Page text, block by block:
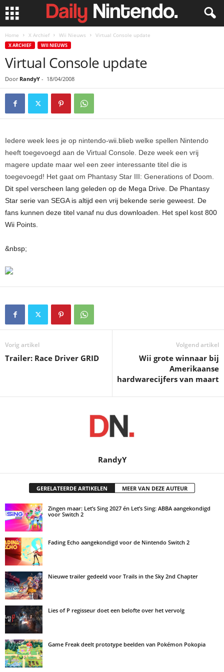
Home X Archief Wii Nieuws Virtual Console update
X ARCHIEF WII NIEUWS
Virtual Console update
Door RandyY - 18/04/2008
Iedere week lees je op nintendo-wii.blieb welke spellen Nintendo
heeft toegevoegd aan de Virtual Console. Deze week een vrij
magere update maar wel een zeer interessante titel die is
toegevoegd! Het gaat om Phantasy Star III: Generations of Doom.
Dit spel verscheen lang geleden op de Mega Drive. De Phantasy
Star serie van SEGA is altijd een vrij bekende serie geweest. De
fans kunnen deze titel vanaf nu dus downloaden. Het spel kost 800
Wii Points.
&nbsp;
Vorig artikel
Trailer: Race Driver GRID
Volgend artikel
Wii grote winnaar bij
Amerikaanse
hardwarecijfers van maart
RandyY
GERELATEERDE ARTIKELEN MEER VAN DEZE AUTEUR
Zingen maar: Let’s Sing 2027 én Let’s Sing: ABBA aangekondigd
voor Switch 2
Fading Echo aangekondigd voor de Nintendo Switch 2
Nieuwe trailer gedeeld voor Trails in the Sky 2nd Chapter
Lies of P regisseur doet een belofte over het vervolg
Game Freak deelt prototype beelden van Pokémon Pokopia